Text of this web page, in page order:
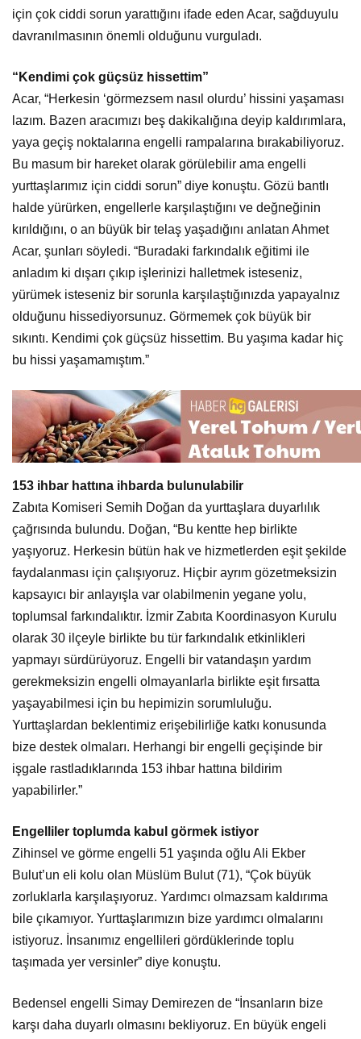
için çok ciddi sorun yarattığını ifade eden Acar, sağduyulu
davranılmasının önemli olduğunu vurguladı.
“Kendimi çok güçsüz hissettim”
Acar, “Herkesin ‘görmezsem nasıl olurdu’ hissini yaşaması
lazım. Bazen aracımızı beş dakikalığına deyip kaldırımlara,
yaya geçiş noktalarına engelli rampalarına bırakabiliyoruz.
Bu masum bir hareket olarak görülebilir ama engelli
yurttaşlarımız için ciddi sorun” diye konuştu. Gözü bantlı
halde yürürken, engellerle karşılaştığını ve değneğinin
kırıldığını, o an büyük bir telaş yaşadığını anlatan Ahmet
Acar, şunları söyledi. “Buradaki farkındalık eğitimi ile
anladım ki dışarı çıkıp işlerinizi halletmek isteseniz,
yürümek isteseniz bir sorunla karşılaştığınızda yapayalnız
olduğunu hissediyorsunuz. Görmemek çok büyük bir
sıkıntı. Kendimi çok güçsüz hissettim. Bu yaşıma kadar hiç
bu hissi yaşamamıştım.”
153 ihbar hattına ihbarda bulunulabilir
Zabıta Komiseri Semih Doğan da yurttaşlara duyarlılık
çağrısında bulundu. Doğan, “Bu kentte hep birlikte
yaşıyoruz. Herkesin bütün hak ve hizmetlerden eşit şekilde
faydalanması için çalışıyoruz. Hiçbir ayrım gözetmeksizin
kapsayıcı bir anlayışla var olabilmenin yegane yolu,
toplumsal farkındalıktır. İzmir Zabıta Koordinasyon Kurulu
olarak 30 ilçeyle birlikte bu tür farkındalık etkinlikleri
yapmayı sürdürüyoruz. Engelli bir vatandaşın yardım
gerekmeksizin engelli olmayanlarla birlikte eşit fırsatta
yaşayabilmesi için bu hepimizin sorumluluğu.
Yurttaşlardan beklentimiz erişebilirliğe katkı konusunda
bize destek olmaları. Herhangi bir engelli geçişinde bir
işgale rastladıklarında 153 ihbar hattına bildirim
yapabilirler.”
Engelliler toplumda kabul görmek istiyor
Zihinsel ve görme engelli 51 yaşında oğlu Ali Ekber
Bulut’un eli kolu olan Müslüm Bulut (71), “Çok büyük
zorluklarla karşılaşıyoruz. Yardımcı olmazsam kaldırıma
bile çıkamıyor. Yurttaşlarımızın bize yardımcı olmalarını
istiyoruz. İnsanımız engellileri gördüklerinde toplu
taşımada yer versinler” diye konuştu.
Bedensel engelli Simay Demirezen de “İnsanların bize
karşı daha duyarlı olmasını bekliyoruz. En büyük engeli